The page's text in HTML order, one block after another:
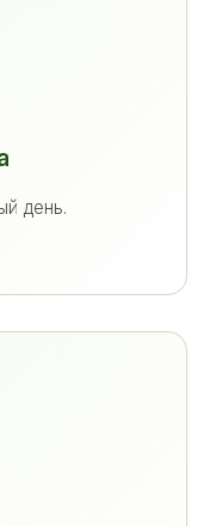
день.